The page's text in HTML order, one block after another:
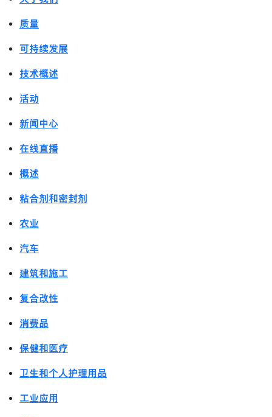
质量
可持续发展
技术概述
活动
新闻中心
在线直播
概述
粘合剂和密封剂
农业
汽车
建筑和施工
复合改性
消费品
保健和医疗
卫生和个人护理用品
工业应用